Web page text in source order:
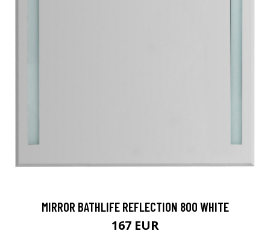
MIRROR BATHLIFE REFLECTION 800 WHITE
167 EUR